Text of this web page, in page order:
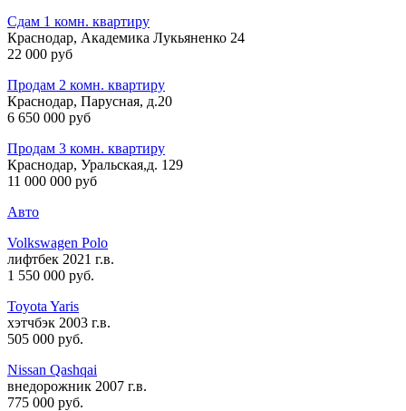
Сдам 1 комн. квартиру
Краснодар, Академика Лукьяненко 24
22 000 руб
Продам 2 комн. квартиру
Краснодар, Парусная, д.20
6 650 000 руб
Продам 3 комн. квартиру
Краснодар, Уральская,д. 129
11 000 000 руб
Авто
Volkswagen Polo
лифтбек 2021 г.в.
1 550 000 руб.
Toyota Yaris
хэтчбэк 2003 г.в.
505 000 руб.
Nissan Qashqai
внедорожник 2007 г.в.
775 000 руб.